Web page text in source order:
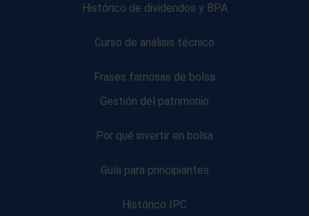
Histórico de dividendos y BPA
Curso de análisis técnico
Frases famosas de bolsa
Gestión del patrimonio
Por qué invertir en bolsa
Guía para principiantes
Histórico IPC